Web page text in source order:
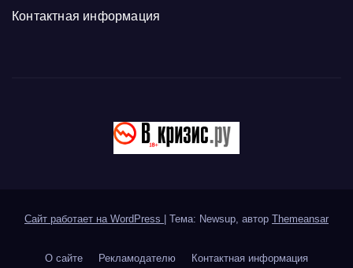
Контактная информация
Сайт работает на WordPress Тема: Newsup, автор Themeansar
О сайте Рекламодателю Контактная информация